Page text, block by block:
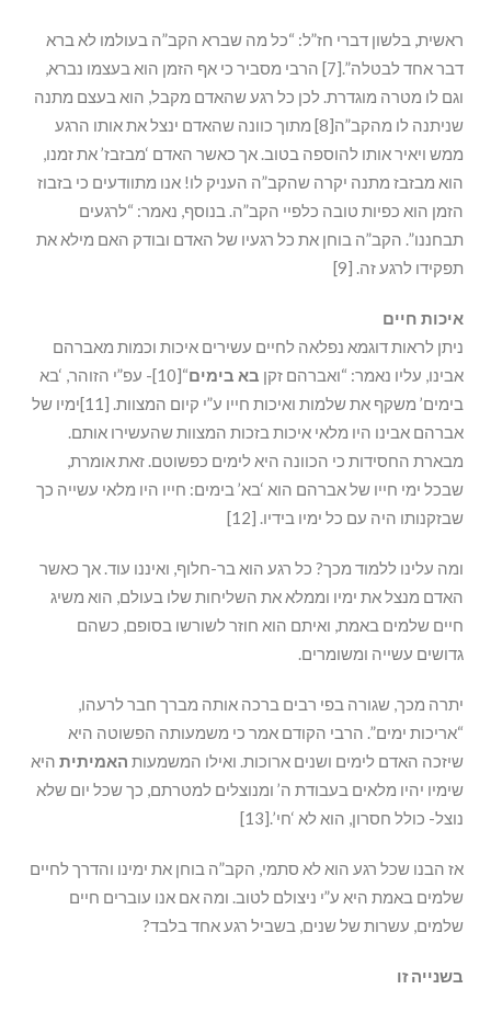
ראשית, בלשון דברי חז”ל: “כל מה שברא הקב”ה בעולמו לא ברא
דבר אחד לבטלה”.[7] הרבי מסביר כי אף הזמן הוא בעצמו נברא,
וגם לו מטרה מוגדרת. לכן כל רגע שהאדם מקבל, הוא בעצם מתנה
שניתנה לו מהקב”ה[8] מתוך כוונה שהאדם ינצל את אותו הרגע
ממש ויאיר אותו להוספה בטוב. אך כאשר האדם ‘מבזבז’ את זמנו,
הוא מבזבז מתנה יקרה שהקב”ה העניק לו! אנו מתוודעים כי בזבוז
הזמן הוא כפיות טובה כלפיי הקב”ה. בנוסף, נאמר: “לרגעים
תבחננו”. הקב”ה בוחן את כל רגעיו של האדם ובודק האם מילא את
תפקידו לרגע זה. [9]
איכות חיים
ניתן לראות דוגמא נפלאה לחיים עשירים איכות וכמות מאברהם
אבינו, עליו נאמר: “ואברהם זקן בא בימים
“[10]- עפ”י הזוהר, ‘בא
בימים’ משקף את שלמות ואיכות חייו ע”י קיום המצוות. [11]ימיו של
אברהם אבינו היו מלאי איכות בזכות המצוות שהעשירו אותם.
מבארת החסידות כי הכוונה היא לימים כפשוטם. זאת אומרת,
שבכל ימי חייו של אברהם הוא ‘בא’ בימים: חייו היו מלאי עשייה כך
שבזקנותו היה עם כל ימיו בידיו. [12]
ומה עלינו ללמוד מכך? כל רגע הוא בר-חלוף, ואיננו עוד. אך כאשר
האדם מנצל את ימיו וממלא את השליחות שלו בעולם, הוא משיג
חיים שלמים באמת, ואיתם הוא חוזר לשורשו בסופם, כשהם
גדושים עשייה ומשומרים.
יתרה מכך, שגורה בפי רבים ברכה אותה מברך חבר לרעהו,
“אריכות ימים”. הרבי הקודם אמר כי משמעותה הפשוטה היא
שיזכה האדם לימים ושנים ארוכות. ואילו המשמעות האמיתית היא
שימיו יהיו מלאים בעבודת ה’ ומנוצלים למטרתם, כך שכל יום שלא
נוצל- כולל חסרון, הוא לא ‘חי’.[13]
אז הבנו שכל רגע הוא לא סתמי, הקב”ה בוחן את ימינו והדרך לחיים
שלמים באמת היא ע”י ניצולם לטוב. ומה אם אנו עוברים חיים
שלמים, עשרות של שנים, בשביל רגע אחד בלבד?
בשנייה זו